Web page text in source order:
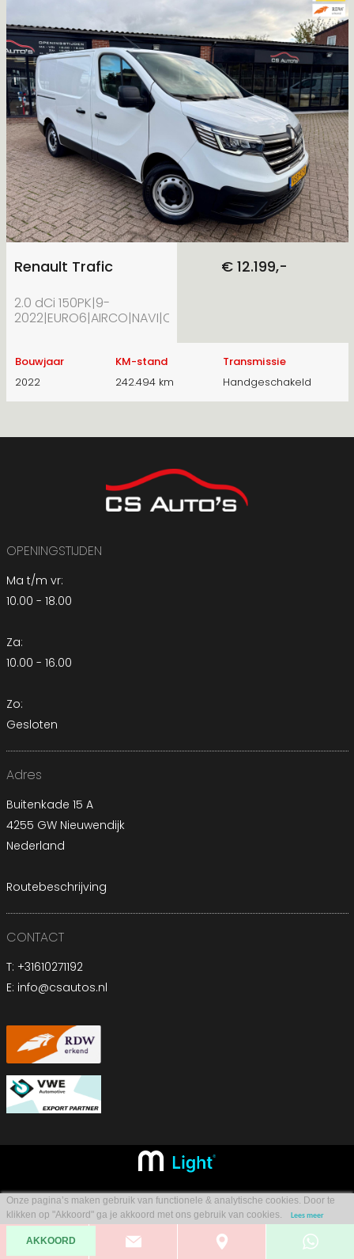
Renault Trafic
2.0 dCi 150PK|9-
€ 12.199,-
Bouwjaar
2022
KM-stand
242.494 km
Transmissie
Handgeschakeld
OPENINGSTIJDEN
Ma t/m vr:
10.00 - 18.00
Za:
10.00 - 16.00
Zo:
Gesloten
Adres
Buitenkade 15 A
4255 GW Nieuwendijk
Nederland
Routebeschrijving
CONTACT
T: +31610271192
E: info@csautos.nl
Onze pagina’s maken gebruik van functionele & analytische cookies. Door te
klikken op "Akkoord" ga je akkoord met ons gebruik van cookies.
Lees meer
AKKOORD